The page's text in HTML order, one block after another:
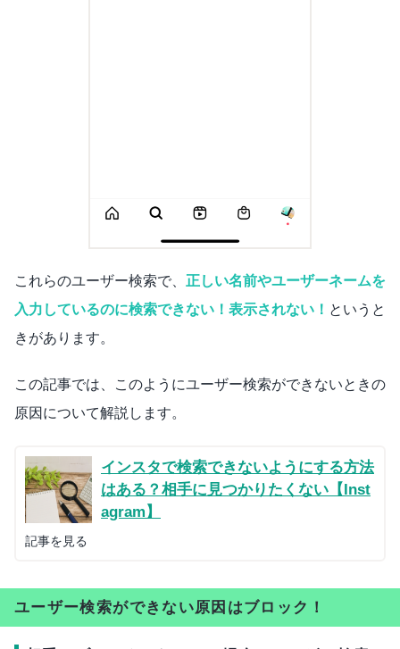
これらのユーザー検索で、 正しい名前やユーザーネームを
入力しているのに検索できない！表示されない！ というと
きがあります。
この記事では、このようにユーザー検索ができないときの
原因について解説します。
インスタで検索できないようにする方法
はある？相手に見つかりたくない【Inst
agram】
記事を見る
ユーザー検索ができない原因はブロック！